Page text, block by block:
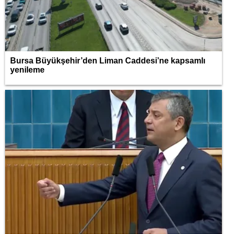
Bursa Büyükşehir’den Liman Caddesi’ne kapsamlı
yenileme